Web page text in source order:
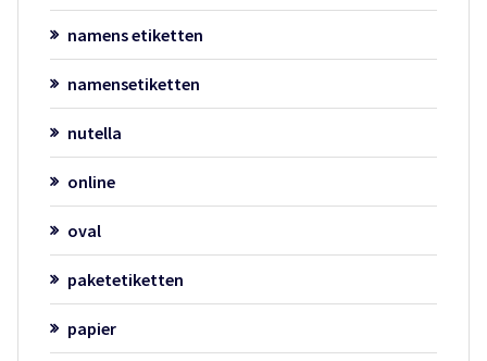
namens etiketten
namensetiketten
nutella
online
oval
paketetiketten
papier